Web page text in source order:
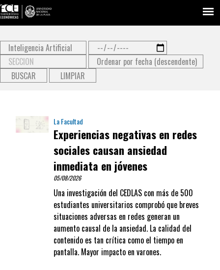
Type 2 or more characters
for results.
La Facultad
Experiencias negativas en redes
sociales causan ansiedad
inmediata en jóvenes
05/08/2026
Una investigación del CEDLAS con más de 500
estudiantes universitarios comprobó que breves
situaciones adversas en redes generan un
aumento causal de la ansiedad. La calidad del
contenido es tan crítica como el tiempo en
pantalla. Mayor impacto en varones.